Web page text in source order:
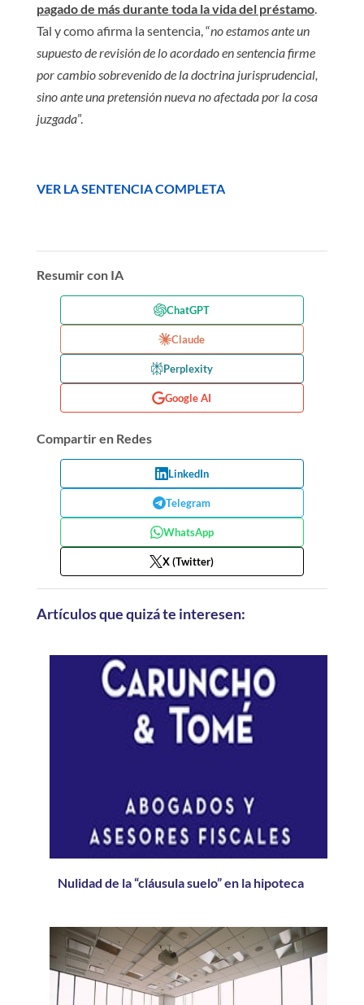
pagado de más durante toda la vida del préstamo.
Tal y como afirma la sentencia, “no estamos ante un
supuesto de revisión de lo acordado en sentencia firme
por cambio sobrevenido de la doctrina jurisprudencial,
sino ante una pretensión nueva no afectada por la cosa
juzgada”.
VER LA SENTENCIA COMPLETA
Resumir con IA
ChatGPT
Claude
Perplexity
Google AI
Compartir en Redes
LinkedIn
Telegram
WhatsApp
X (Twitter)
Artículos que quizá te interesen:
Nulidad de la “cláusula suelo” en la hipoteca